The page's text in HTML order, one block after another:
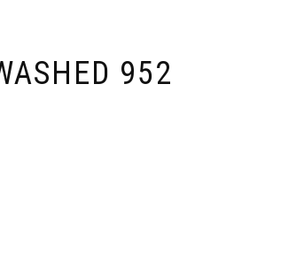
952